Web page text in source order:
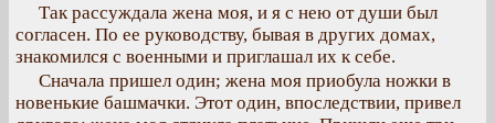
Так рассуждала жена моя, и я с нею от души был
согласен. По ее руководству, бывая в других домах,
знакомился с военными и приглашал их к себе.
Сначала пришел один; жена моя приобула ножки в
новенькие башмачки. Этот один, впоследствии, привел